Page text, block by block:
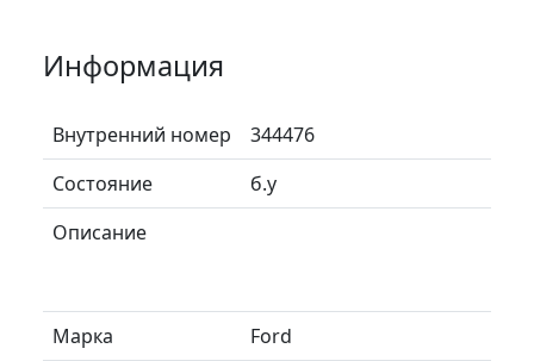
Информация
Внутренний номер
344476
Состояние
б.у
Описание
Марка
Ford